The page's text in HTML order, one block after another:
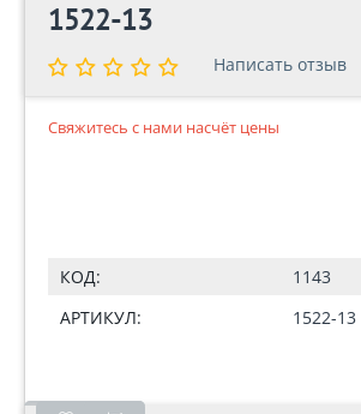
1522-13
Написать отзыв
Свяжитесь с нами насчёт цены
Написать отзыв
КОД:
1143
АРТИКУЛ:
1522-13